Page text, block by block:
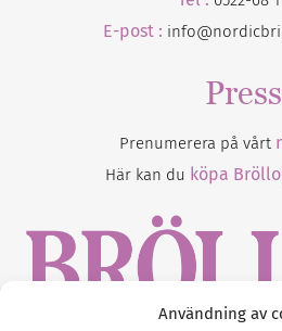
Användning av
E-post :
Press
Prenumerera på vårt
Här kan du köpa